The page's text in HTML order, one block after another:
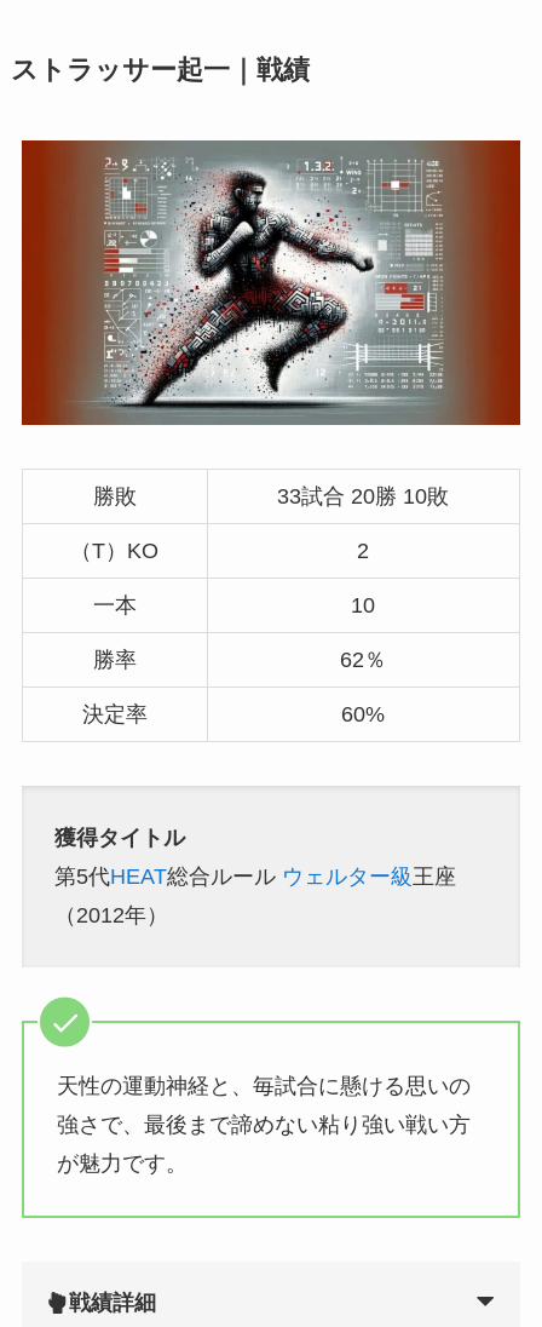
ストラッサー起一｜戦績
勝敗 33試合 20勝 10敗
（T）KO 2
一本 10
勝率 62％
決定率 60%
獲得タイトル
第5代HEAT総合ルール ウェルター級王座
（2012年）
天性の運動神経と、毎試合に懸ける思いの
強さで、最後まで諦めない粘り強い戦い方
が魅力です。
戦績詳細